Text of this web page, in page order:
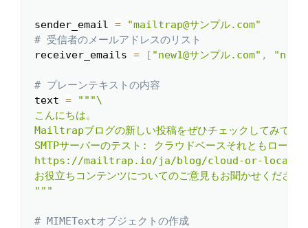
sender_email =
"mailtrap@サンプル.com"
# 受信者のメールアドレスのリスト
receiver_emails = [ "new1@サンプル.com" ,
# プレーンテキストの内容
text =
"""\
こんにちは。
Mailtrapブログの新しい投稿をぜひチェックしてみてく
SMTPサーバーのテスト: クラウドベースそれともローカ
https://mailtrap.io/ja/blog/cloud-or-local-
お役立ちコンテンツについてのご意見もお聞かせください
"""
# MIMETextオブジェクトの作成